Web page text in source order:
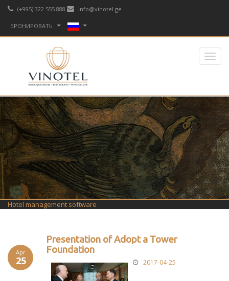
(+995) 322 555 888 info@vinotel.ge
БРОНИРОВАТЬ
Hotel management software
Apr
25
Presentation of Adopt a Tower
Foundation
2017-04-25